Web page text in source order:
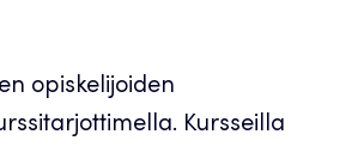
opiskelijoiden
Kursseilla